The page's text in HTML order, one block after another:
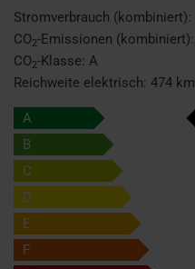
Stromverbrauch (kombiniert):
CO2-Emissionen (kombiniert):
CO2-Klasse: A
Reichweite elektrisch: 474 km
A
B
C
D
E
F